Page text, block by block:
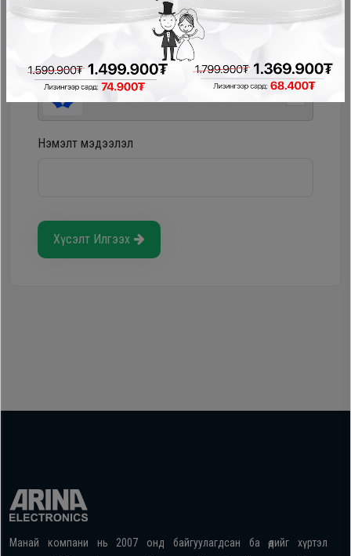
Pocket - урьдчилгаагүй, шимтгэлгүй
Нэмэлт мэдээлэл
Хүсэлт Илгээх
Манай компани нь 2007 онд байгуулагдсан ба өдийг хүртэл